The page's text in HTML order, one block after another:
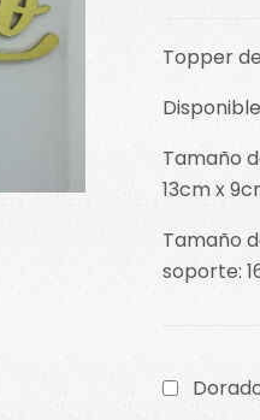
Topper
Tamaño
13cm x
Tamaño
soporte: